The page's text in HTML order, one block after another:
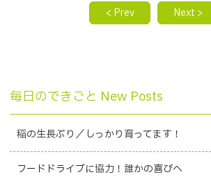
< Prev Next >
毎日のできごと New Posts
稲の生長ぶり／しっかり育ってます！
フードドライブに協力！誰かの喜びへ